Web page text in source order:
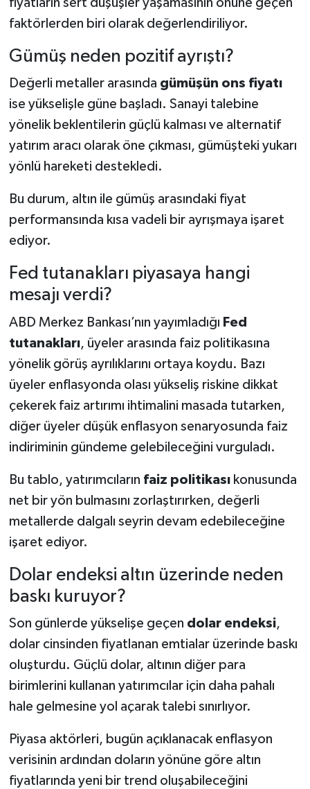
faktörlerden biri olarak değerlendiriliyor.
Gümüş neden pozitif ayrıştı?
Değerli metaller arasında gümüşün ons fiyatı
ise yükselişle güne başladı. Sanayi talebine
yönelik beklentilerin güçlü kalması ve alternatif
yatırım aracı olarak öne çıkması, gümüşteki yukarı
yönlü hareketi destekledi.
Bu durum, altın ile gümüş arasındaki fiyat
performansında kısa vadeli bir ayrışmaya işaret
ediyor.
Fed tutanakları piyasaya hangi
mesajı verdi?
ABD Merkez Bankası’nın yayımladığı Fed
tutanakları, üyeler arasında faiz politikasına
yönelik görüş ayrılıklarını ortaya koydu. Bazı
üyeler enflasyonda olası yükseliş riskine dikkat
çekerek faiz artırımı ihtimalini masada tutarken,
diğer üyeler düşük enflasyon senaryosunda faiz
indiriminin gündeme gelebileceğini vurguladı.
Bu tablo, yatırımcıların faiz politikasıkonusunda
net bir yön bulmasını zorlaştırırken, değerli
metallerde dalgalı seyrin devam edebileceğine
işaret ediyor.
Dolar endeksi altın üzerinde neden
baskı kuruyor?
Son günlerde yükselişe geçen dolar endeksi,
dolar cinsinden fiyatlanan emtialar üzerinde baskı
oluşturdu. Güçlü dolar, altının diğer para
birimlerini kullanan yatırımcılar için daha pahalı
hale gelmesine yol açarak talebi sınırlıyor.
Piyasa aktörleri, bugün açıklanacak enflasyon
verisinin ardından doların yönüne göre altın
fiyatlarında yeni bir trend oluşabileceğini